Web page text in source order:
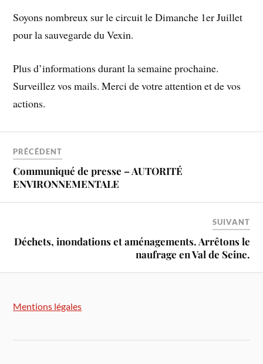
Soyons nombreux sur le circuit le Dimanche 1er Juillet
pour la sauvegarde du Vexin.
Plus d’informations durant la semaine prochaine.
Surveillez vos mails. Merci de votre attention et de vos
actions.
PRÉCÉDENT
Communiqué de presse – AUTORITÉ
ENVIRONNEMENTALE
SUIVANT
Déchets, inondations et aménagements. Arrêtons le
naufrage en Val de Seine.
Mentions légales